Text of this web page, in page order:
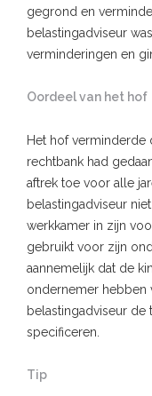
gegrond en
belastingadviseur
verminderingen en
Oordeel van het hof
Het hof verminderde
rechtbank had
aftrek toe voor alle
belastingadviseur
werkkamer in zijn
gebruikt voor zijn
aannemelijk dat de
ondernemer hebben
belastingadviseur de
specificeren.
Tip